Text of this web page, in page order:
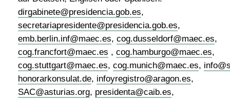
dirgabinete@presidencia.gob.es,
secretariapresidente@presidencia.gob.es,
emb.berlin.inf@maec.es, cog.dusseldorf@maec.es,
cog.francfort@maec.es , cog.hamburgo@maec.es,
cog.stuttgart@maec.es, cog.munich@maec.es,
honorarkonsulat.de, infoyregistro@aragon.es,
SAC@asturias.org, presidenta@caib.es,